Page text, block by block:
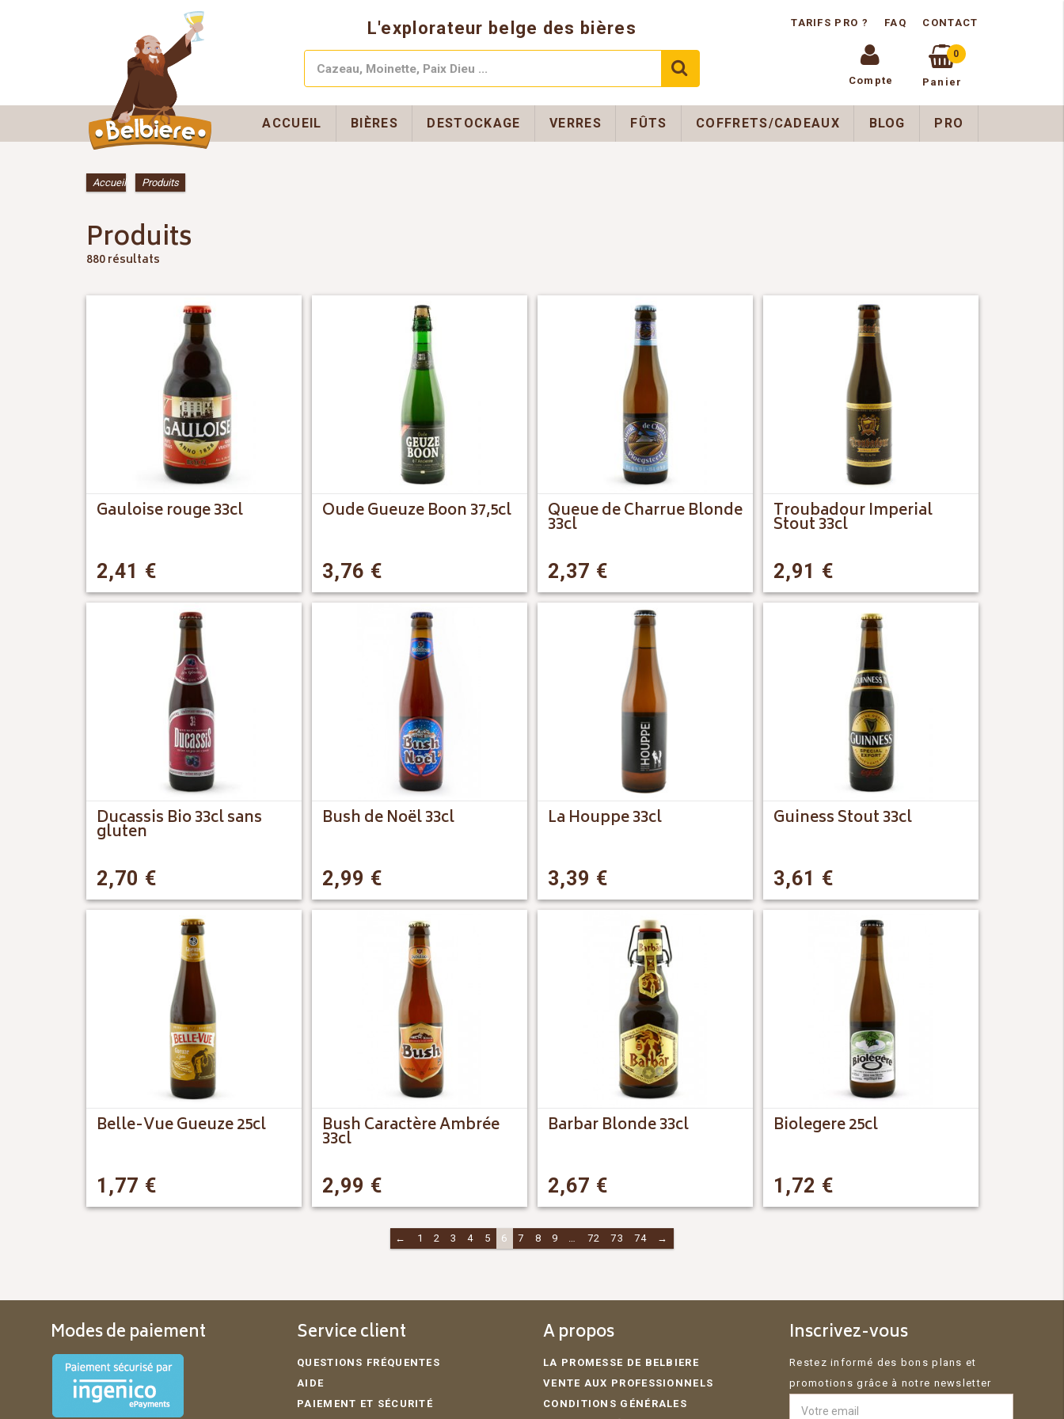
L'explorateur belge des bières TARIFS PRO ? FAQ CONTACT
Compte
0
Panier
ACCUEIL BIÈRES DESTOCKAGE VERRES FÛTS COFFRETS/CADEAUX BLOG PRO
Accueil» Produits
Produits
880 résultats
Gauloise rouge 33cl
2,41 €
Oude Gueuze Boon 37,5cl
3,76 €
Queue de Charrue Blonde
33cl
2,37 €
Troubadour Imperial
Stout 33cl
2,91 €
Ducassis Bio 33cl sans
gluten
2,70 €
Bush de Noël 33cl
2,99 €
La Houppe 33cl
3,39 €
Guiness Stout 33cl
3,61 €
Belle-Vue Gueuze 25cl
1,77 €
Bush Caractère Ambrée
33cl
2,99 €
Barbar Blonde 33cl
2,67 €
Biolegere 25cl
1,72 €
← 1 2 3 4 5 6 7 8 9 … 72 73 74 →
Modes de paiement Service client
QUESTIONS FRÉQUENTES
AIDE
PAIEMENT ET SÉCURITÉ
A propos
LA PROMESSE DE BELBIERE
VENTE AUX PROFESSIONNELS
CONDITIONS GÉNÉRALES
Inscrivez-vous
Restez informé des bons plans et
promotions grâce à notre newsletter